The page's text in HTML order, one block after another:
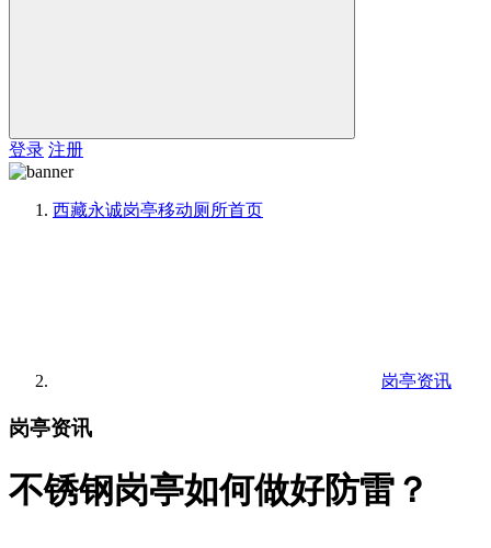
登录 注册
西藏永诚岗亭移动厕所首页
岗亭资讯
岗亭资讯
不锈钢岗亭如何做好防雷？